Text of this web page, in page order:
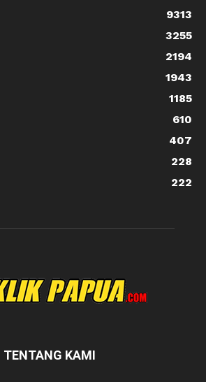
9313
3255
2194
1943
1185
610
407
228
222
TENTANG KAMI